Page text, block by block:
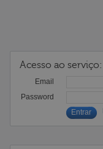
Acesso ao serviço:
Email
Password